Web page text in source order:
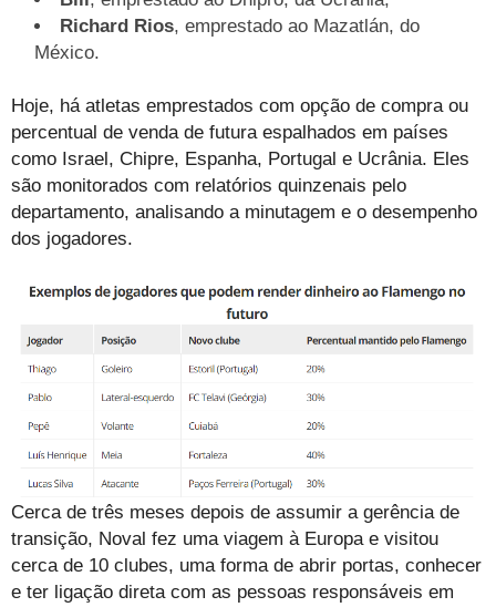
Richard Rios, emprestado ao Mazatlán, do
México.
Hoje, há atletas emprestados com opção de compra ou
percentual de venda de futura espalhados em países
como Israel, Chipre, Espanha, Portugal e Ucrânia. Eles
são monitorados com relatórios quinzenais pelo
departamento, analisando a minutagem e o desempenho
dos jogadores.
Cerca de três meses depois de assumir a gerência de
transição, Noval fez uma viagem à Europa e visitou
cerca de 10 clubes, uma forma de abrir portas, conhecer
e ter ligação direta com as pessoas responsáveis em